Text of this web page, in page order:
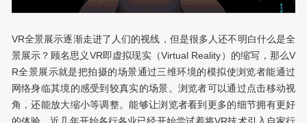
VR全景展示逐渐走进了人们的视线，但是很多人还不明白什么是全
景展示？顾名思义VR即虚拟现实（Virtual Reality）的缩写，那么V
R全景展示就是把拍摄的场景通过三维环境的模拟使浏览者能通过
网络身临其境的感受到较真实的场景。浏览者可以通过点击移动视
角，还能放大缩小等调整。能够让浏览者看到更多的细节拥有更好